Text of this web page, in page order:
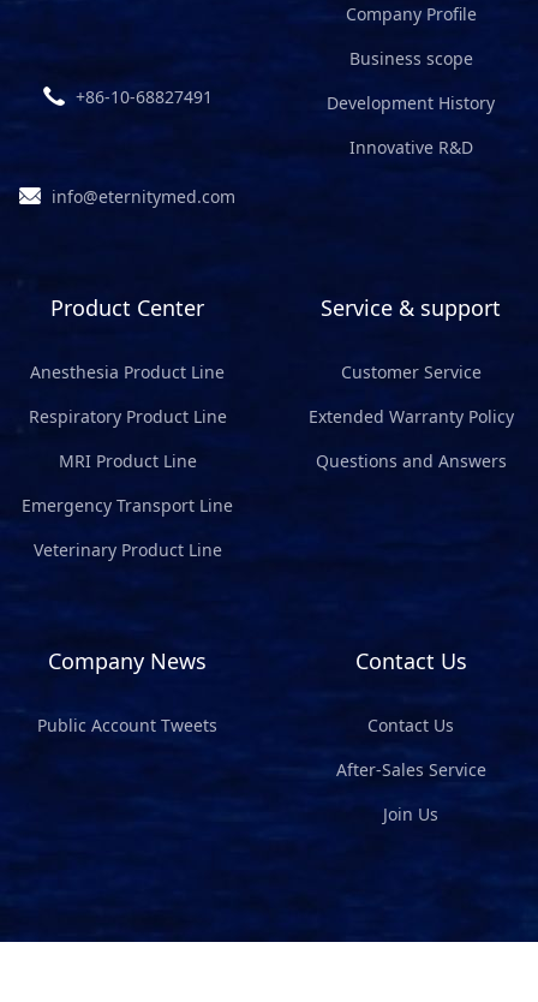
+86-10-68827491
info@eternitymed.com
Company Profile
Business scope
Development History
Innovative R&D
Product Center
Anesthesia Product Line
Respiratory Product Line
MRI Product Line
Emergency Transport Line
Veterinary Product Line
Service & support
Customer Service
Extended Warranty Policy
Questions and Answers
Company News
Public Account Tweets
Contact Us
Contact Us
After-Sales Service
Join Us